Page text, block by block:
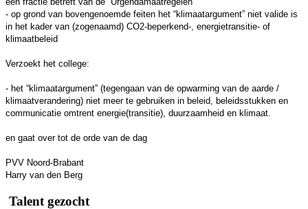
- op grond van bovengenoemde feiten het “klimaatargument” niet valide is
in het kader van (zogenaamd) CO2-beperkend-, energietransitie- of
klimaatbeleid
Verzoekt het college:
- het “klimaatargument” (tegengaan van de opwarming van de aarde /
klimaatverandering) niet meer te gebruiken in beleid, beleidsstukken en
communicatie omtrent energie(transitie), duurzaamheid en klimaat.
en gaat over tot de orde van de dag
PVV Noord-Brabant
Harry van den Berg
Talent gezocht